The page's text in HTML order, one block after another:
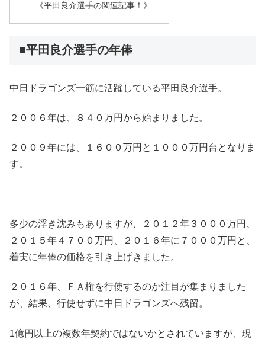
《平田良介選手の関連記事！》
■平田良介選手の年俸
中日ドラゴンズ一筋に活躍している平田良介選手。
２００６年は、８４０万円から始まりました。
２００９年には、１６００万円と１０００万円台となりま
す。
多少の浮き沈みもありますが、２０１２年３０００万円、
２０１５年４７００万円、２０１６年に７０００万円と、
着実に年俸の価格を引き上げきました。
２０１６年、ＦＡ権を行使するのか注目が集まりました
が、結果、行使せずに中日ドラゴンズへ残留。
1億円以上の複数年契約ではないかとされていますが、現